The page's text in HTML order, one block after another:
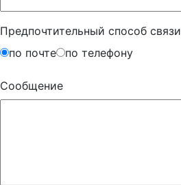
Предпочтительный способ связи
по почте
по телефону
Сообщение